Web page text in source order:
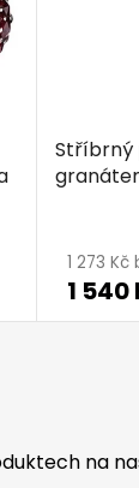
Stříbrný
1 273 Kč
1 540
na